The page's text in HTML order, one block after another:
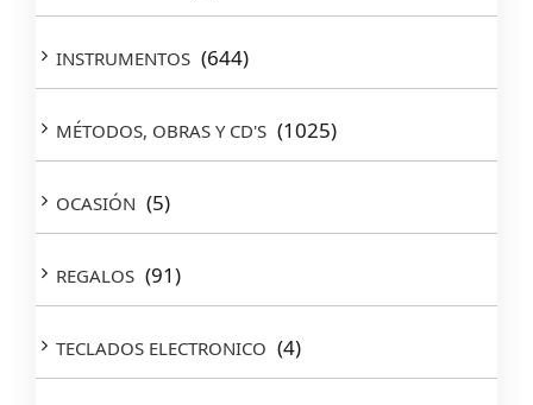
INSTRUMENTOS (644)
MÉTODOS, OBRAS Y CD'S (1025)
OCASIÓN (5)
REGALOS (91)
TECLADOS ELECTRONICO (4)